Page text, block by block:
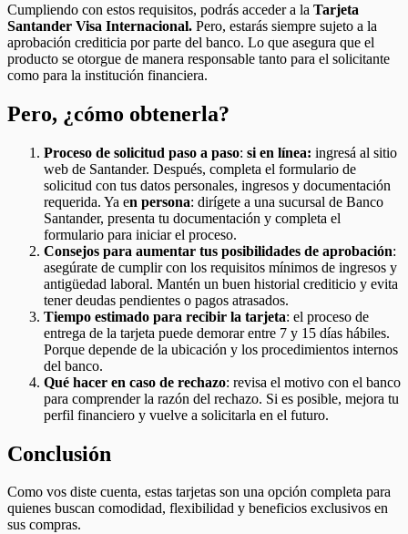
Cumpliendo con estos requisitos, podrás acceder a la Tarjeta
Santander Visa Internacional. Pero, estarás siempre sujeto a la
aprobación crediticia por parte del banco. Lo que asegura que el
producto se otorgue de manera responsable tanto para el solicitante
como para la institución financiera.
Pero, ¿cómo obtenerla?
Proceso de solicitud paso a paso: si en línea: ingresá al sitio
web de Santander. Después, completa el formulario de
solicitud con tus datos personales, ingresos y documentación
requerida. Ya en persona: dirígete a una sucursal de Banco
Santander, presenta tu documentación y completa el
formulario para iniciar el proceso.
Consejos para aumentar tus posibilidades de aprobación:
asegúrate de cumplir con los requisitos mínimos de ingresos y
antigüedad laboral. Mantén un buen historial crediticio y evita
tener deudas pendientes o pagos atrasados.
Tiempo estimado para recibir la tarjeta: el proceso de
entrega de la tarjeta puede demorar entre 7 y 15 días hábiles.
Porque depende de la ubicación y los procedimientos internos
del banco.
Qué hacer en caso de rechazo: revisa el motivo con el banco
para comprender la razón del rechazo. Si es posible, mejora tu
perfil financiero y vuelve a solicitarla en el futuro.
Conclusión
Como vos diste cuenta, estas tarjetas son una opción completa para
quienes buscan comodidad, flexibilidad y beneficios exclusivos en
sus compras.